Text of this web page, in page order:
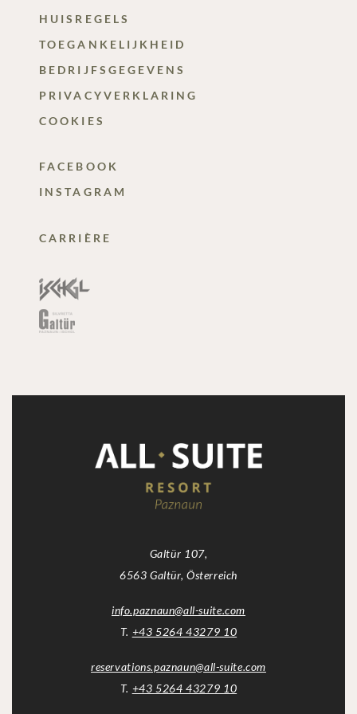
HUISREGELS
TOEGANKELIJKHEID
BEDRIJFSGEGEVENS
PRIVACYVERKLARING
COOKIES
FACEBOOK
INSTAGRAM
CARRIÈRE
Galtür 107,
6563 Galtür, Österreich
info.paznaun@all-suite.com
T. +43 5264 43279 10
reservations.paznaun@all-suite.com
T. +43 5264 43279 10